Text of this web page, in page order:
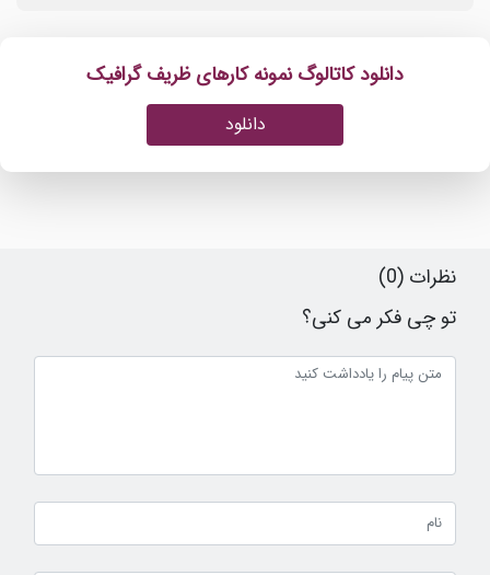
دانلود کاتالوگ نمونه کارهای ظریف گرافیک
دانلود
نظرات (0)
تو چی فکر می کنی؟